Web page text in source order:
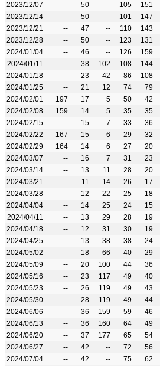
2023/12/07
-- 50 -- 105 151
2023/12/14
-- 50 -- 101 147
2023/12/21
-- 47 -- 110 143
2023/12/28
-- 50 -- 123 131
2024/01/04
-- 46 -- 126 159
2024/01/11
-- 38 102 108 144
2024/01/18
-- 23 42 86 108
2024/01/25
-- 21 12 74 79
2024/02/01
197 17 5 50 42
2024/02/08
159 14 5 35 35
2024/02/15
-- 15 7 33 36
2024/02/22
167 15 6 29 32
2024/02/29
164 14 6 27 20
2024/03/07
-- 16 7 31 23
2024/03/14
-- 13 11 28 20
2024/03/21
-- 11 14 26 17
2024/03/28
-- 12 22 25 18
2024/04/04
-- 14 25 24 15
2024/04/11
-- 13 29 28 19
2024/04/18
-- 12 31 30 19
2024/04/25
-- 13 38 38 24
2024/05/02
-- 18 66 40 29
2024/05/09
-- 20 100 44 36
2024/05/16
-- 23 117 49 40
2024/05/23
-- 26 119 49 43
2024/05/30
-- 28 119 49 44
2024/06/06
-- 36 159 59 46
2024/06/13
-- 36 160 64 49
2024/06/20
-- 37 177 65 54
2024/06/27
-- 42 -- 72 56
2024/07/04
-- 42 -- 75 62